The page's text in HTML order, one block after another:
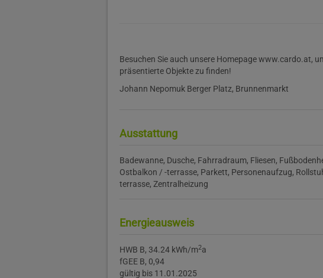
Besuchen Sie auch unsere Homepage www.cardo.at,
präsentierte Objekte zu finden!
Johann Nepomuk Berger Platz, Brunnenmarkt
Ausstattung
Badewanne Dusche Fahrradraum Fliesen
Ostbalkon / -terrasse Parkett Personenaufzug
terrasse Zentralheizung
Energieausweis
HWB B, 34.24 kWh/m2a
fGEE B, 0,94
gültig bis 11.01.2025